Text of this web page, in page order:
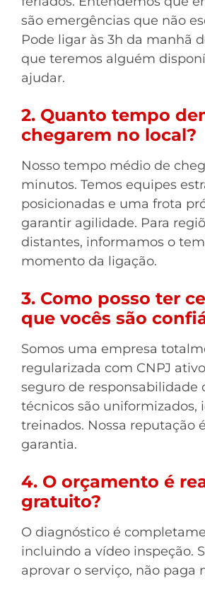
são emergências que não
Pode ligar às 3h da manhã
que teremos alguém
ajudar.
2. Quanto tempo
chegarem no local?
Nosso tempo médio de
minutos. Temos equipes
posicionadas e uma frota
garantir agilidade. Para
distantes, informamos o
momento da ligação.
3. Como posso ter
que vocês são
Somos uma empresa
regularizada com CNPJ
seguro de responsabilidade
técnicos são uniformizados,
treinados. Nossa reputação
garantia.
4. O orçamento é
gratuito?
O diagnóstico é
incluindo a vídeo inspeção.
aprovar o serviço, não paga